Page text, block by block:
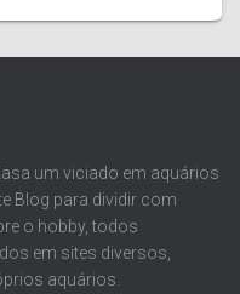
um viciado em aquários
Blog para dividir com
o hobby, todos
em sites diversos,
aquários.